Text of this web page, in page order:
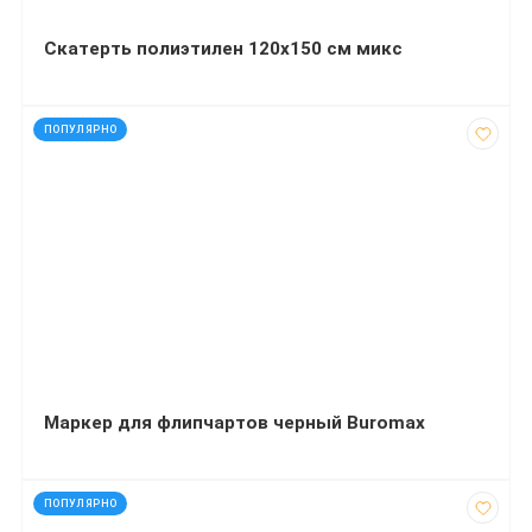
Скатерть полиэтилен 120х150 см микс
ПОПУЛЯРНО
код: 895
Маркер для флипчартов черный Buromax
ПОПУЛЯРНО
код: 40776